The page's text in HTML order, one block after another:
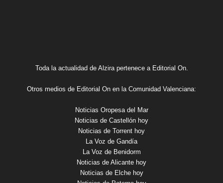
Toda la actualidad de Alzira pertenece a Editorial On.
Otros medios de Editorial On en la Comunidad Valenciana:
Noticias Oropesa del Mar
Noticias de Castellón hoy
Noticias de Torrent hoy
La Voz de Gandía
La Voz de Benidorm
Noticias de Alicante hoy
Noticias de Elche hoy